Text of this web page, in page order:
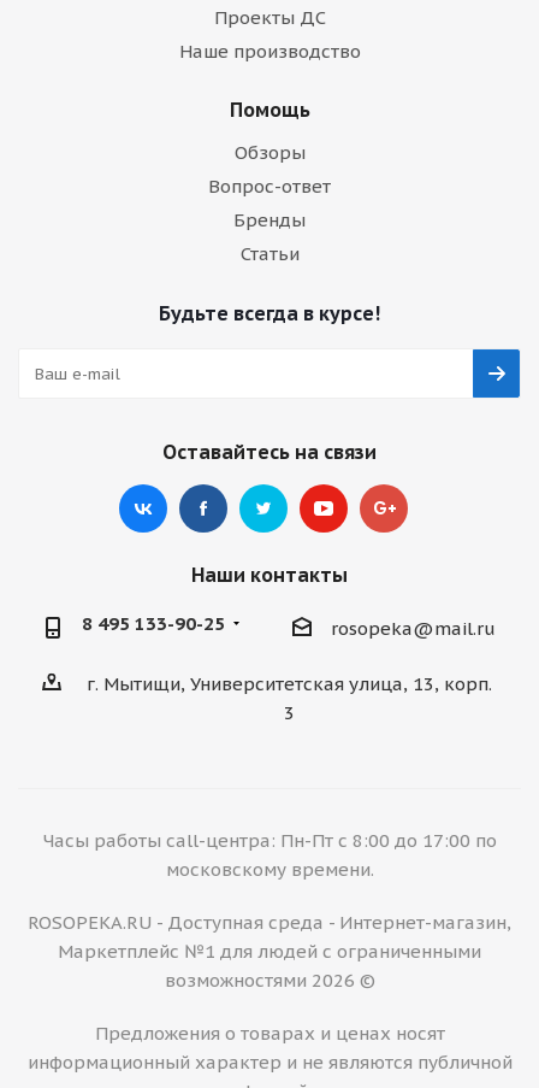
Проекты ДС
Наше производство
Помощь
Обзоры
Вопрос-ответ
Бренды
Статьи
Будьте всегда в курсе!
Оставайтесь на связи
Наши контакты
8 495 133-90-25 rosopeka@mail.ru
г. Мытищи, Университетская улица, 13, корп.
3
Часы работы call-центра: Пн-Пт с 8:00 до 17:00 по
московскому времени.
ROSOPEKA.RU - Доступная среда - Интернет-магазин,
Маркетплейс №1 для людей с ограниченными
возможностями 2026 ©
Предложения о товарах и ценах носят
информационный характер и не являются публичной